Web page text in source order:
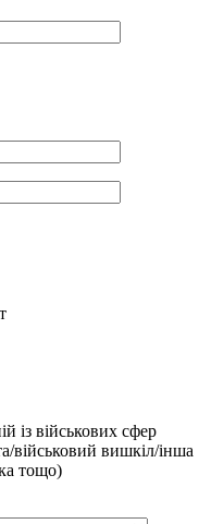
із військових сфер
військовий вишкіл/інша
тощо)